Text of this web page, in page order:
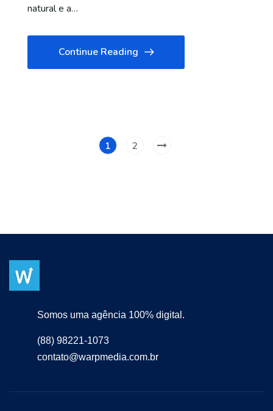
natural e a…
Continue Reading
1 2
Somos uma agência 100% digital.
(88) 98221-1073
contato@warpmedia.com.br